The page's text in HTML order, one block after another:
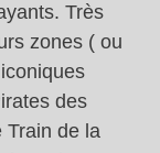
Très
zones ( ou
des
Train de la